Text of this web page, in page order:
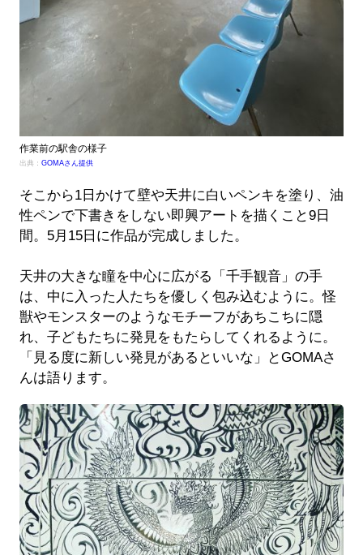
作業前の駅舎の様子
出典： GOMAさん提供
そこから1日かけて壁や天井に白いペンキを塗り、油
性ペンで下書きをしない即興アートを描くこと9日
間。5月15日に作品が完成しました。
天井の大きな瞳を中心に広がる「千手観音」の手
は、中に入った人たちを優しく包み込むように。怪
獣やモンスターのようなモチーフがあちこちに隠
れ、子どもたちに発見をもたらしてくれるように。
「見る度に新しい発見があるといいな」とGOMAさ
んは語ります。